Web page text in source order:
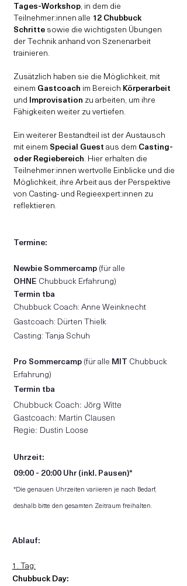
Tages-Workshop, in dem die
Teilnehmer:innen alle 12 Chubbuck
Schritte sowie die wichtigsten Übungen
der Technik anhand von Szenenarbeit
trainieren.
Zusätzlich haben sie die Möglichkeit, mit
einem Gastcoach im Bereich Körperarbeit
und Improvisation zu arbeiten, um ihre
Fähigkeiten weiter zu vertiefen.
Ein weiterer Bestandteil ist der Austausch
mit einem Special Guest aus dem Casting-
oder Regiebereich. Hier erhalten die
Teilnehmer:innen wertvolle Einblicke und die
Möglichkeit, ihre Arbeit aus der Perspektive
von Casting- und Regieexpert:innen zu
reflektieren.
Termine:
Newbie Sommercamp (für alle
OHNE Chubbuck Erfahrung)
Termin tba
Chubbuck Coach: Anne Weinknecht
Gastcoach: Dürten Thielk
Casting: Tanja Schuh
Pro Sommercamp (für alle MIT Chubbuck
Erfahrung)
Termin tba
Chubbuck Coach: Jörg Witte
Gastcoach: Martin Clausen
Regie: Dustin Loose
Uhrzeit:
09:00 - 20:00 Uhr (inkl. Pausen)*
*Die genauen Uhrzeiten variieren je nach Bedarf,
deshalb bitte den gesamten Zeitraum freihalten.
Ablauf:
1. Tag:
Chubbuck Day: